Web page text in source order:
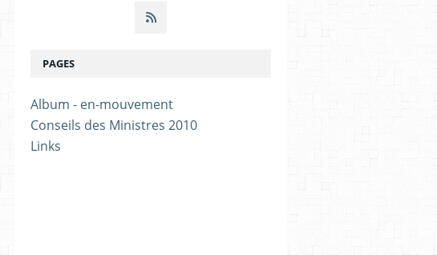
PAGES
Album - en-mouvement
Conseils des Ministres 2010
Links